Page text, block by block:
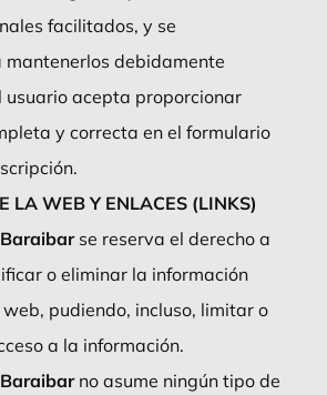
facilitados, y se
mantenerlos debidamente
usuario acepta proporcionar
y correcta en el formulario
LA WEB Y ENLACES (LINKS)
se reserva el derecho a
o eliminar la información
pudiendo, incluso, limitar o
a la información.
no asume ningún tipo de